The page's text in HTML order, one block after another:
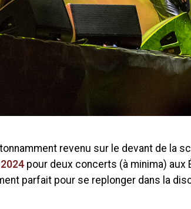
revenu sur le devant de la
pour deux concerts (à minima) aux
parfait pour se replonger dans la